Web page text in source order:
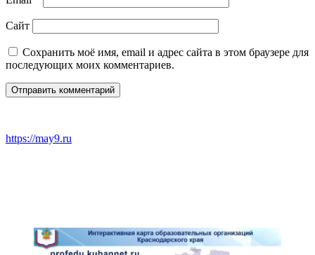
Сайт
Сохранить моё имя, email и адрес сайта в этом браузере для
последующих моих комментариев.
https://may9.ru